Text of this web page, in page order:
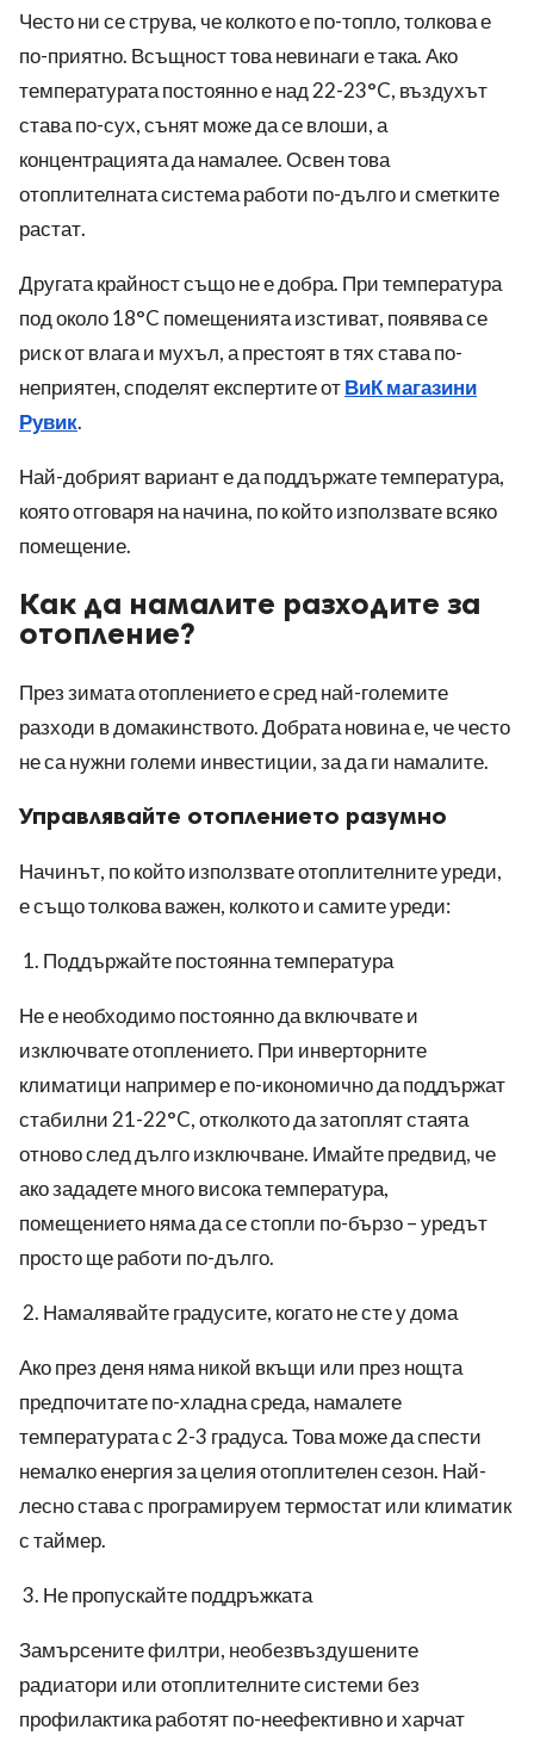
Често ни се струва, че колкото е по-топло, толкова е
по-приятно. Всъщност това невинаги е така. Ако
температурата постоянно е над 22-23°C, въздухът
става по-сух, сънят може да се влоши, а
концентрацията да намалее. Освен това
отоплителната система работи по-дълго и сметките
растат.
Другата крайност също не е добра. При температура
под около 18°C помещенията изстиват, появява се
риск от влага и мухъл, а престоят в тях става по-
неприятен, споделят експертите отВиК магазини
Рувик.
Най-добрият вариант е да поддържате температура,
която отговаря на начина, по който използвате всяко
помещение.
Как да намалите разходите за
отопление?
През зимата отоплението е сред най-големите
разходи в домакинството. Добрата новина е, че често
не са нужни големи инвестиции, за да ги намалите.
Управлявайте отоплението разумно
Начинът, по който използвате отоплителните уреди,
е също толкова важен, колкото и самите уреди:
Поддържайте постоянна температура
Не е необходимо постоянно да включвате и
изключвате отоплението. При инверторните
климатици например е по-икономично да поддържат
стабилни 21-22°C, отколкото да затоплят стаята
отново след дълго изключване. Имайте предвид, че
ако зададете много висока температура,
помещението няма да се стопли по-бързо – уредът
просто ще работи по-дълго.
Намалявайте градусите, когато не сте у дома
Ако през деня няма никой вкъщи или през нощта
предпочитате по-хладна среда, намалете
температурата с 2-3 градуса. Това може да спести
немалко енергия за целия отоплителен сезон. Най-
лесно става с програмируем термостат или климатик
с таймер.
Не пропускайте поддръжката
Замърсените филтри, необезвъздушените
радиатори или отоплителните системи без
профилактика работят по-неефективно и харчат